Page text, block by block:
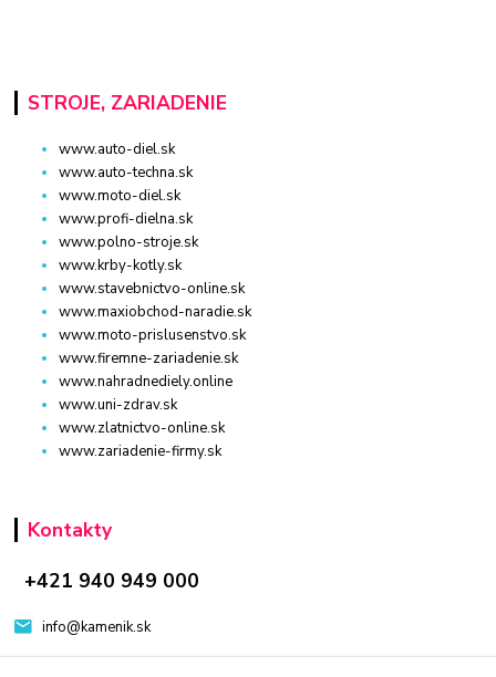
STROJE, ZARIADENIE
www.auto-diel.sk
www.auto-techna.sk
www.moto-diel.sk
www.profi-dielna.sk
www.polno-stroje.sk
www.krby-kotly.sk
www.stavebnictvo-online.sk
www.maxiobchod-naradie.sk
www.moto-prislusenstvo.sk
www.firemne-zariadenie.sk
www.nahradnediely.online
www.uni-zdrav.sk
www.zlatnictvo-online.sk
www.zariadenie-firmy.sk
Kontakty
+421 940 949 000
info@kamenik.sk